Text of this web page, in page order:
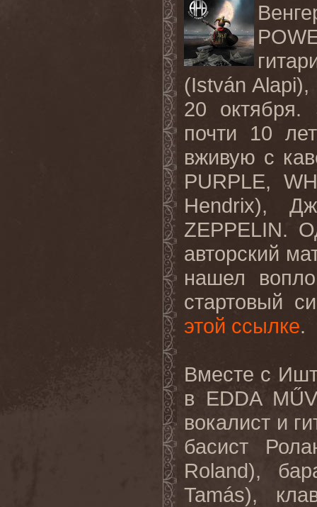
(István
20 октября.
почти 10
вживую с
PURPLE,
Hendrix),
ZEPPELIN.
авторский
нашел
стартовый
этой ссылке.
Вместе с
в EDDA
вокалист и
басист
Roland),
Tamás),